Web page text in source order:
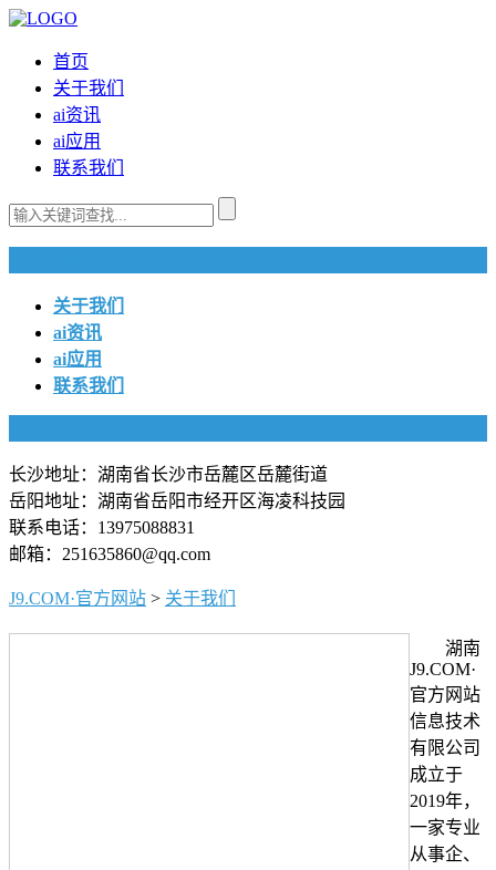
首页
关于我们
ai资讯
ai应用
联系我们
关于我们
ai资讯
ai应用
联系我们
长沙地址：湖南省长沙市岳麓区岳麓街道
岳阳地址：湖南省岳阳市经开区海凌科技园
联系电话：13975088831
邮箱：251635860@qq.com
J9.COM·官方网站 > 关于我们
湖南
J9.COM·
官方网站
信息技术
有限公司
成立于
2019年，
一家专业
从事企、